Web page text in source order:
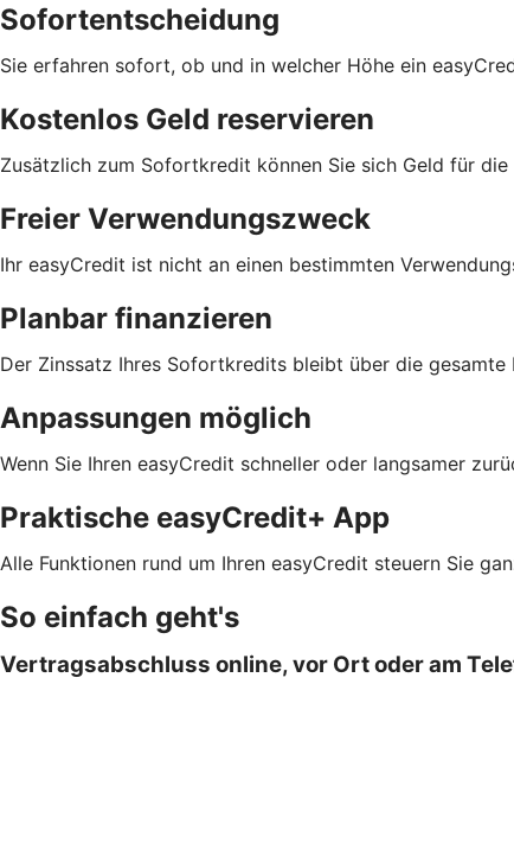
Sofortentscheidung
Sie erfahren sofort, ob und in welcher Höhe ein
Kostenlos Geld reservieren
Zusätzlich zum Sofortkredit können Sie sich Geld für
Freier Verwendungszweck
Ihr easyCredit ist nicht an einen bestimmten
Planbar finanzieren
Der Zinssatz Ihres Sofortkredits bleibt über die
Anpassungen möglich
Wenn Sie Ihren easyCredit schneller oder langsamer
Praktische easyCredit+ App
Alle Funktionen rund um Ihren easyCredit steuern Sie
So einfach geht's
Vertragsabschluss online, vor Ort oder am